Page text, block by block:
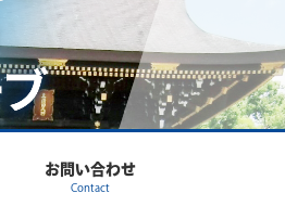
お問い合わせ
Contact